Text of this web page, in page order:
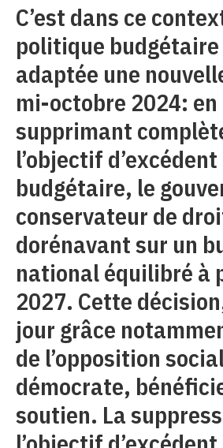
C’est dans ce
politique budgétaire
adaptée une
mi-octobre 2024: en
supprimant
l’objectif d’excédent
budgétaire, le
conservateur de
dorénavant sur un
national équilibré à
2027. Cette
jour grâce
de l’opposition
démocrate,
soutien. La